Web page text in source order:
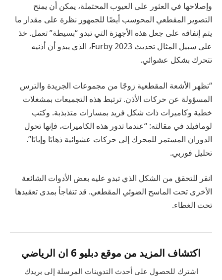
وإصلاحها في العثور على العيوب المحتملة، يمكن أن يمنح
التصوير المقطعي المحوسب أيضًا للجمهور نظرة على مقدار ما
يتم إنفاقه على جعل هذه الأجهزة التي تبدو “بسيطة” تعمل. خذ
على سبيل المثال تحديث Furby 2023، الذي يبدو أن أذنيه
تتحرك بشكل عشوائي.
“تظهر الأشعة المقطعية زوجًا من مجموعات الجريدة والترس
المسؤولة عن حركات الأذن. ترتبط هذه التجميعات بمشغلات
خطية وكاميرات ذات شكل فريد بمسارات متذبذبة. وكتب
لومافيلد في مقالته: “عندما تدور هذه الكاميرات، فإنها تحول
الدوران المستمر للمحرك إلى حركات عشوائية ذهابًا وإيابًا”.
تحليل فوربي.
انقر للتحقق من الشكل الذي تبدو عليه بعض الأدوات الشائعة
الأخرى تحت الماسح الضوئي المقطعي. قد تتفاجأ بمدى تعقيدها
تحت الغطاء.
اكتشاف المزيد من موقع دبليو 6 ان الرياضي
اشترك للحصول على أحدث التدوينات المرسلة إلى بريدك